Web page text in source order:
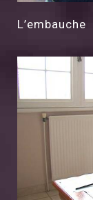
L’embauche